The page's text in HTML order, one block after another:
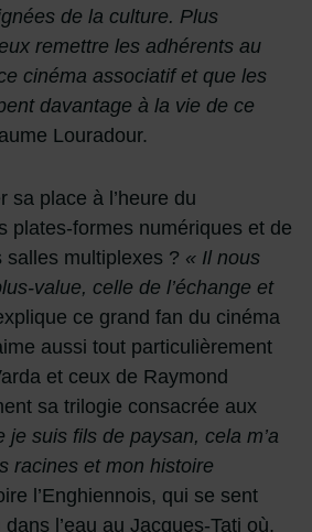
de la culture. Plus
remettre les adhérents au
cinéma associatif et que les
davantage à la vie de ce
Louradour.
sa place à l’heure du
plates-formes numériques et de
salles multiplexes ? « Il nous
value, celle de l’échange et
ce grand fan du cinéma
aussi tout particulièrement
et ceux de Raymond
sa trilogie consacrée aux
je suis fils de paysan, cela m’a
racines et mon histoire
l’Enghiennois, qui se sent
l’eau au Jacques-Tati où,